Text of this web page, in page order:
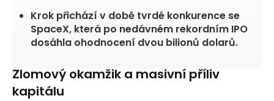
Krok přichází v době tvrdé konkurence se
SpaceX, která po nedávném rekordním IPO
dosáhla ohodnocení dvou bilionů dolarů.
Zlomový okamžik a masivní příliv
kapitálu